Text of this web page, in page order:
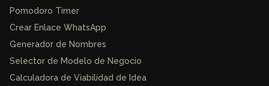
Pomodoro Timer
Crear Enlace WhatsApp
Generador de Nombres
Selector de Modelo de Negocio
Calculadora de Viabilidad de Idea